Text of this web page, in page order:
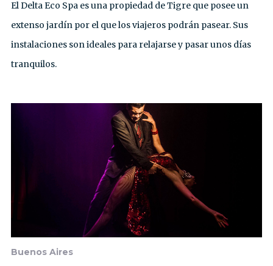
El Delta Eco Spa es una propiedad de Tigre que posee un
extenso jardín por el que los viajeros podrán pasear. Sus
instalaciones son ideales para relajarse y pasar unos días
tranquilos.
Buenos Aires